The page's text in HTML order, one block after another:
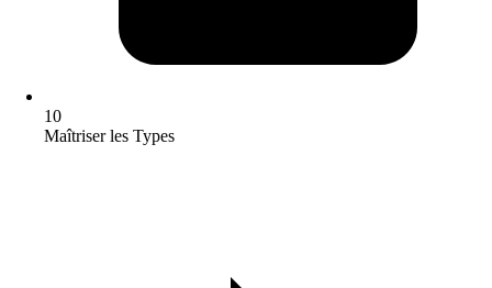
10
Maîtriser les Types